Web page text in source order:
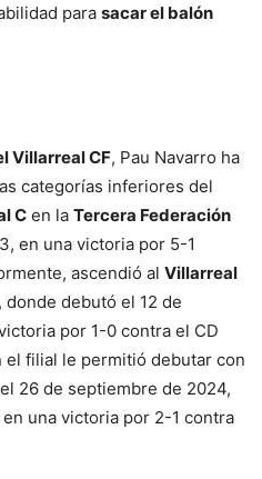
para sacar el balón
Villarreal CF, Pau Navarro ha
categorías inferiores del
C en la Tercera Federación
en una victoria por 5-1
ascendió al Villarreal
, donde debutó el 12 de
por 1-0 contra el CD
filial le permitió debutar con
el 26 de septiembre de 2024,
una victoria por 2-1 contra